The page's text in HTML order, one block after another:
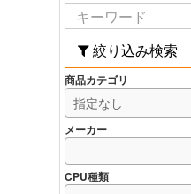
絞り込み検索
商品カテゴリ
メーカー
CPU種類